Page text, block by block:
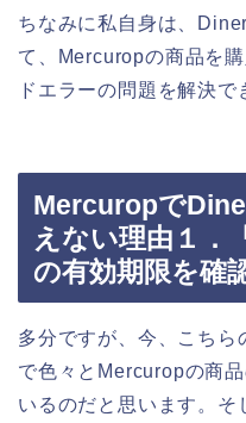
ちなみに私自身は、
て、Mercuropの商品を
ドエラーの問題を解決で
Mercuropで
えない理由１．
の有効期限を確
多分ですが、今、こちら
で色々とMercuropの商
いるのだと思います。